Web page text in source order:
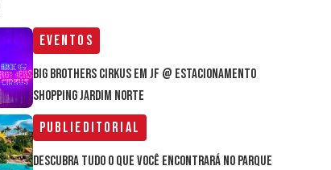
Eventos
Big Brothers Cirkus em JF @ estacionamento
Shopping Jardim Norte
Publieditorial
Descubra tudo o que você encontrará no parque